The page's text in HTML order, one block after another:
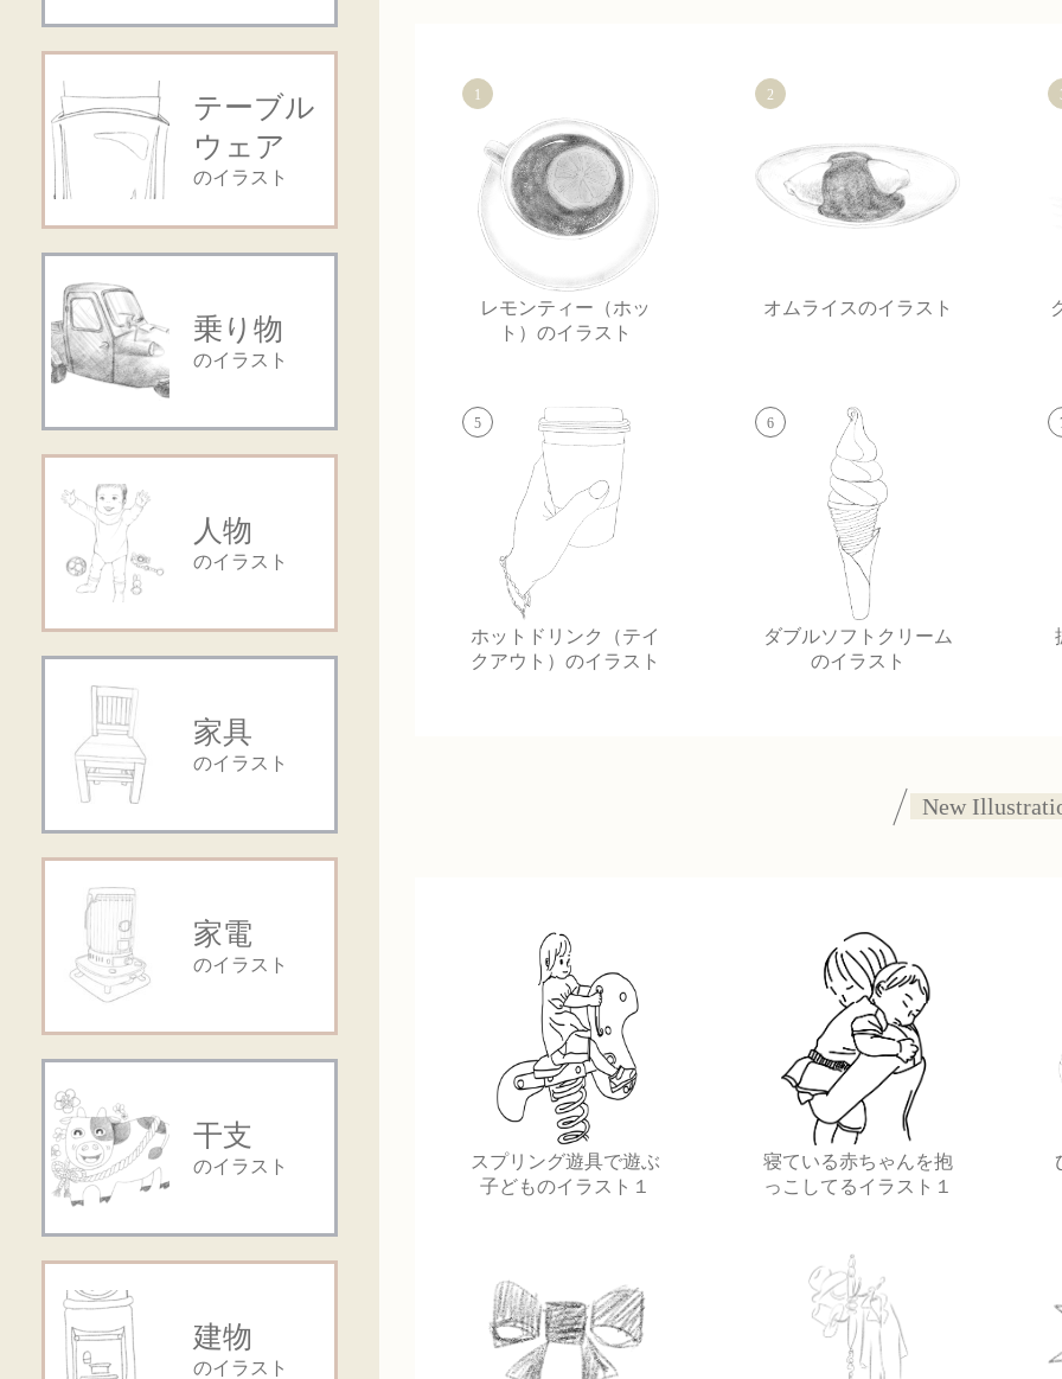
テーブル
ウェア
のイラスト
乗り物
のイラスト
人物
のイラスト
家具
のイラスト
家電
のイラスト
干支
のイラスト
建物
のイラスト
1
レモンティー（ホッ
ト）のイラスト
2
オムライスのイラスト
5
ホットドリンク（テイ
クアウト）のイラスト
6
ダブルソフトクリーム
のイラスト
New
スプリング遊具で遊ぶ
子どものイラスト１
寝ている赤ちゃんを抱
っこしてるイラスト１